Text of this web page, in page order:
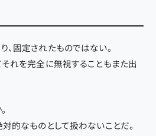
固定されたものではない。
れを完全に無視することもまた出
的なものとして扱わないことだ。